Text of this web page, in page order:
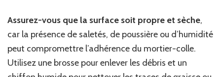
Assurez-vous que la surface soit propre et sèche,
car la présence de saletés, de poussière ou d’humidité
peut compromettre l’adhérence du mortier-colle.
Utilisez une brosse pour enlever les débris et un